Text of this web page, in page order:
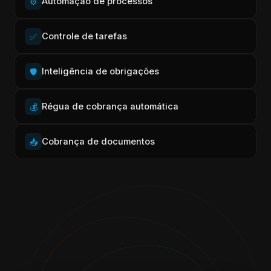
✅ Controle de tarefas
🛡️ Inteligência de obrigações
💰 Régua de cobrança automática
📥 Cobrança de documentos